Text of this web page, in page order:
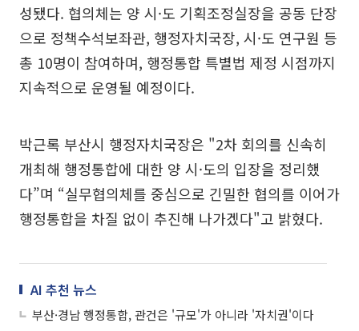
성됐다. 협의체는 양 시·도 기획조정실장을 공동 단장
으로 정책수석보좌관, 행정자치국장, 시·도 연구원 등
총 10명이 참여하며, 행정통합 특별법 제정 시점까지
지속적으로 운영될 예정이다.
박근록 부산시 행정자치국장은 "2차 회의를 신속히
개최해 행정통합에 대한 양 시·도의 입장을 정리했
다”며 “실무협의체를 중심으로 긴밀한 협의를 이어가
행정통합을 차질 없이 추진해 나가겠다"고 밝혔다.
AI 추천 뉴스
부산·경남 행정통합, 관건은 '규모'가 아니라 '자치권'이다